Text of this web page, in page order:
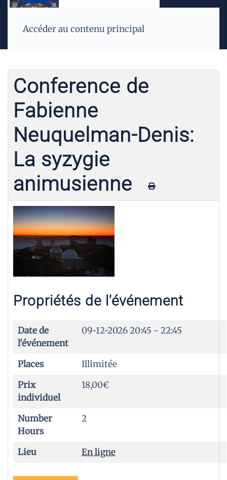
Accéder au contenu principal
Conference de
Fabienne
Neuquelman-Denis:
La syzygie
animusienne
Propriétés de l'événement
Date de
l'événement
09-12-202620:45 - 22:45
Places
Illimitée
Prix
individuel
18,00€
Number
Hours
2
Lieu En ligne